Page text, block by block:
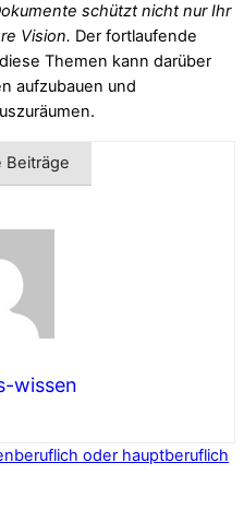
schützt nicht nur Ihr
Vision. Der fortlaufende
Themen kann darüber
aufzubauen und
Beiträge
wissen
oder hauptberuflich